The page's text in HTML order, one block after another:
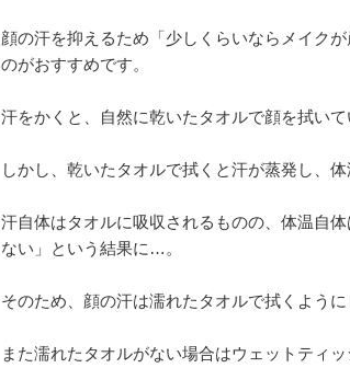
顔の汗を抑えるため「少しくらいならメイク
のがおすすめです。
汗をかくと、自然に乾いたタオルで顔を拭い
しかし、乾いたタオルで拭くと汗が蒸発し、
汗自体はタオルに吸収されるものの、体温自
ない」という結果に…。
そのため、顔の汗は濡れたタオルで拭くように
また濡れたタオルがない場合はウェットティ